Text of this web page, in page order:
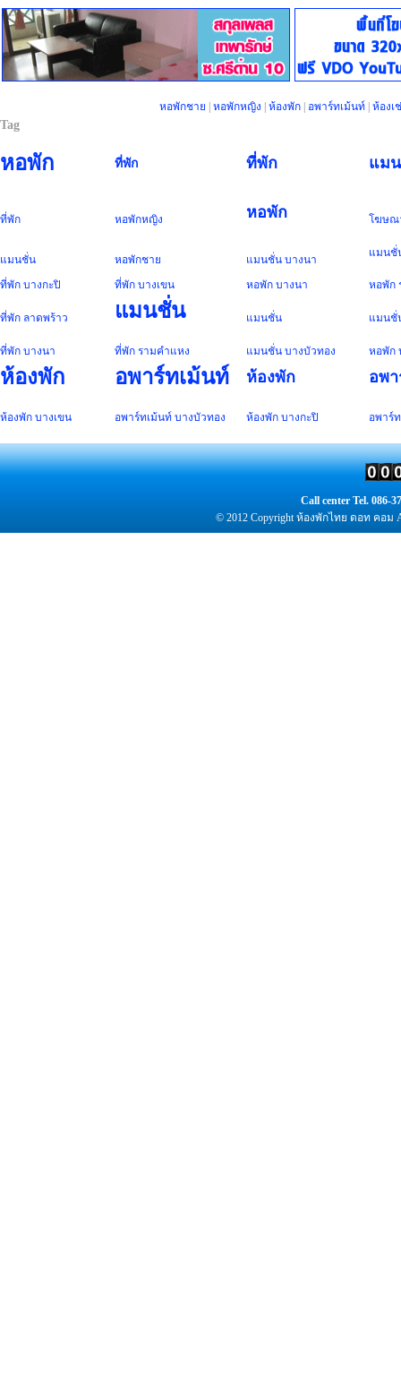
หอพักชาย |หอพักหญิง |ห้องพัก อพาร์ทเม้นท์ |ห้องเ
Tag
หอพัก ที่พัก ที่พัก แม
ที่พัก หอพักหญิง หอพัก โฆษณ
แมนชั่น หอพักชาย แมนชั่น บางนา
แมนชั่
ที่พัก บางกะปิ ที่พัก บางเขน หอพัก บางนา หอพัก
ที่พัก ลาดพร้าว แมนชั่น แมนชั่น แมนชั่
ที่พัก บางนา ที่พัก รามคำแหง แมนชั่น บางบัวทอง หอพัก
ห้องพัก อพาร์ทเม้นท์ ห้องพัก อพ
ห้องพัก บางเขน อพาร์ทเม้นท์ บางบัวทอง ห้องพัก บางกะปิ อพาร์
Call center Tel. 086-
© 2012 Copyright ห้องพักไทย ดอท คอม